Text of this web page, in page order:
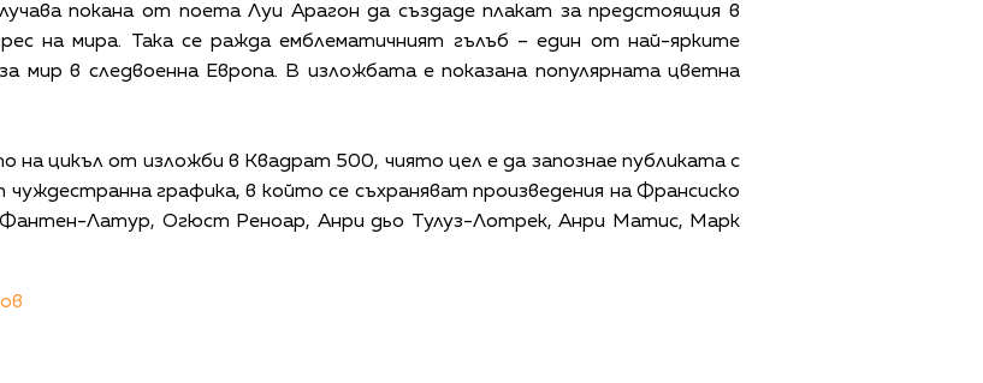
покана от поета Луи Арагон да създаде плакат за предстоящия в
на мира. Така се ражда емблематичният гълъб – един от най-ярките
мир в следвоенна Европа. В изложбата е показана популярната цветна
на цикъл от изложби в Квадрат 500, чиято цел е да запознае публиката с
графика, в който се съхраняват произведения на Франсиско
Латур, Огюст Реноар, Анри дьо Тулуз-Лотрек, Анри Матис, Марк